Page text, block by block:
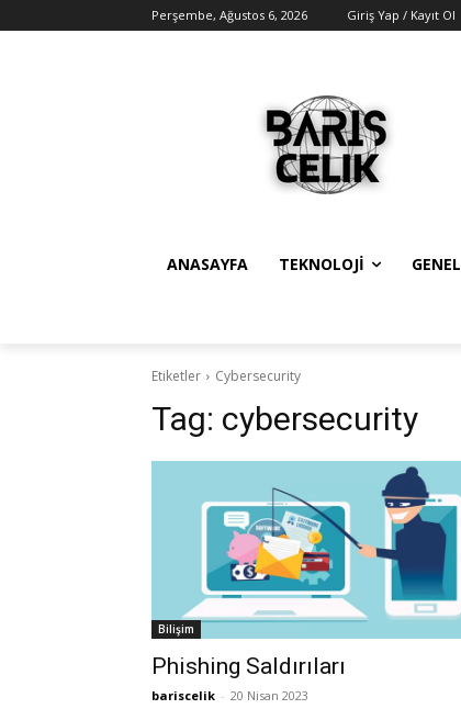
Perşembe, Ağustos 6, 2026 Giriş Yap / Kayıt Ol
ANASAYFA TEKNOLOJI GENEL
Etiketler Cybersecurity
Tag: cybersecurity
Bilişim
Phishing Saldırıları
bariscelik - 20 Nisan 2023